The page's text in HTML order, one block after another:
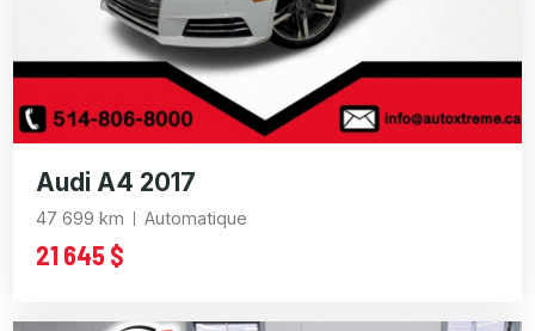
Audi A4 2017
47 699 km Automatique
21 645 $